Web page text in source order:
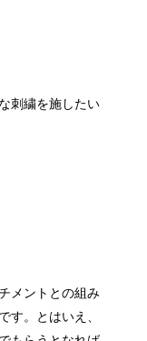
刺繍を施したい
メントとの組み
す。とはいえ、